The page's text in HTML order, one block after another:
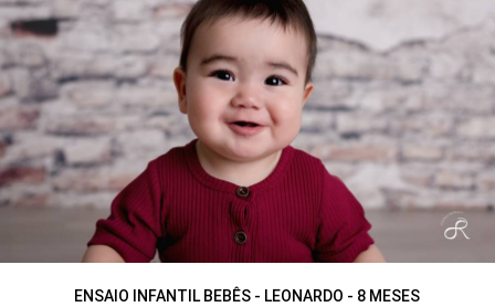
ENSAIO INFANTIL BEBÊS - LEONARDO - 8 MESES